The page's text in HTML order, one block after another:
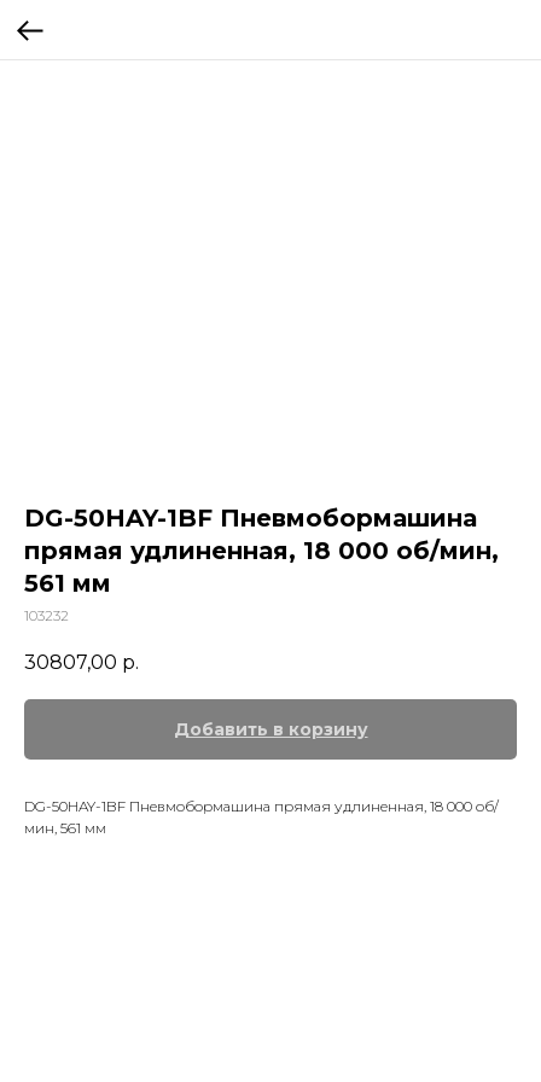
DG-50HAY-1BF Пневмобормашина
прямая удлиненная, 18 000 об/мин,
561 мм
103232
30807,00 р.
Добавить в корзину
DG-50HAY-1BF Пневмобормашина прямая удлиненная, 18 000 об/
мин, 561 мм